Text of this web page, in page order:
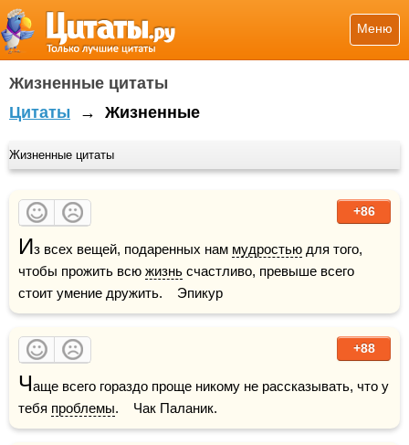
Меню
Жизненные цитаты
Цитаты → Жизненные
Жизненные цитаты
+86
Из всех вещей, подаренных нам мудростью для того,
чтобы прожить всю жизнь счастливо, превыше всего
стоит умение дружить.    Эпикур
+88
Чаще всего гораздо проще никому не рассказывать, что у
тебя проблемы.    Чак Паланик.